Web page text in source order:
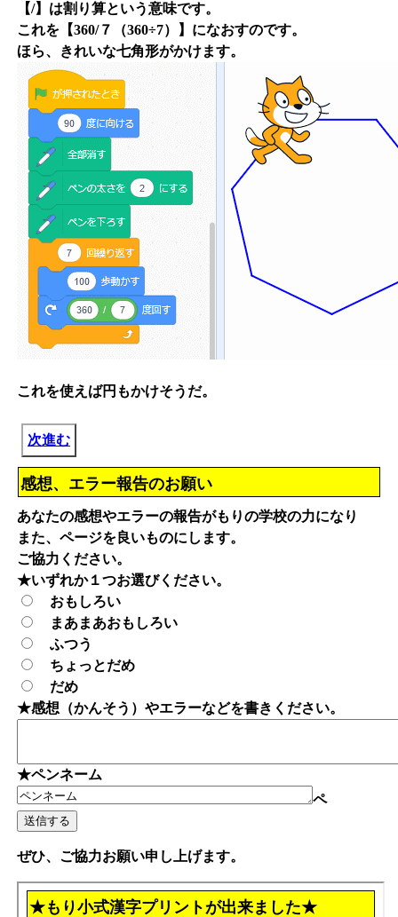
【/】は割り算という意味です。
これを【360/７（360÷7）】になおすのです。
ほら、きれいな七角形がかけます。
これを使えば円もかけそうだ。
次進む
感想、エラー報告のお願い
あなたの感想やエラーの報告がもりの学校の力になり
また、ページを良いものにします。
ご協力ください。
★いずれか１つお選びください。
おもしろい
まあまあおもしろい
ふつう
ちょっとだめ
だめ
★感想（かんそう）やエラーなどを書きください。
★ペンネーム
ペ
ぜひ、ご協力お願い申し上げます。